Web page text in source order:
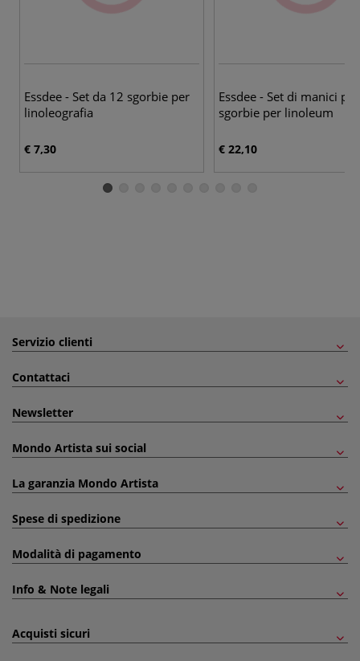
Essdee - Set da 12 sgorbie per
linoleografia
€ 7,30
Essdee - Set di manici per
sgorbie per linoleum
€ 22,10
Servizio clienti
Contattaci
Newsletter
Mondo Artista sui social
La garanzia Mondo Artista
Spese di spedizione
Modalità di pagamento
Info & Note legali
Acquisti sicuri